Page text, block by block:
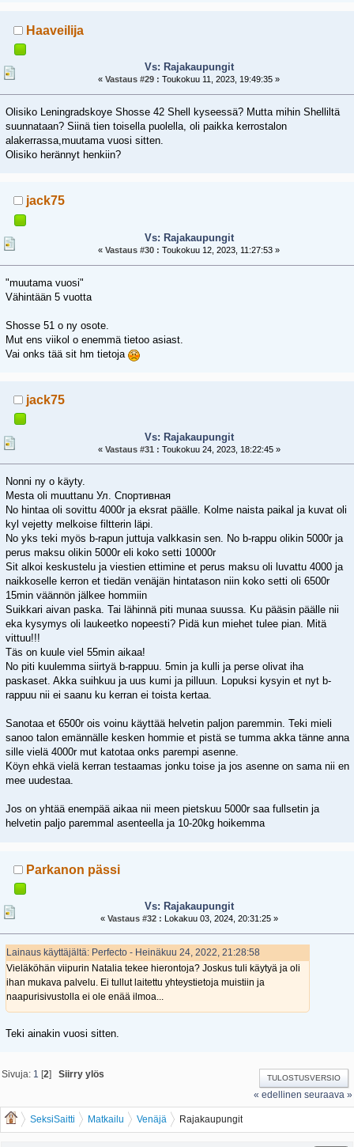
Haaveilija
Vs: Rajakaupungit
«Vastaus #29 : Toukokuu 11, 2023, 19:49:35 »
Olisiko Leningradskoye Shosse 42 Shell kyseessä? Mutta mihin Shelliltä
suunnataan? Siinä tien toisella puolella, oli paikka kerrostalon
alakerrassa,muutama vuosi sitten.
Olisiko herännyt henkiin?
jack75
Vs: Rajakaupungit
«Vastaus #30 : Toukokuu 12, 2023, 11:27:53 »
"muutama vuosi"
Vähintään 5 vuotta
Shosse 51 o ny osote.
Mut ens viikol o enemmä tietoo asiast.
Vai onks tää sit hm tietoja
jack75
Vs: Rajakaupungit
« Vastaus #31 : Toukokuu 24, 2023, 18:22:45 »
Nonni ny o käyty.
Mesta oli muuttanu Ул. Спортивная
No hintaa oli sovittu 4000r ja eksrat päälle. Kolme naista paikal ja kuvat oli
kyl vejetty melkoise filtterin läpi.
No yks teki myös b-rapun juttuja valkkasin sen. No b-rappu olikin 5000r ja
perus maksu olikin 5000r eli koko setti 10000r
Sit alkoi keskustelu ja viestien ettimine et perus maksu oli luvattu 4000 ja
naikkoselle kerron et tiedän venäjän hintatason niin koko setti oli 6500r
15min väännön jälkee hommiin
Suikkari aivan paska. Tai lähinnä piti munaa suussa. Ku pääsin päälle nii
eka kysymys oli laukeetko nopeesti? Pidä kun miehet tulee pian. Mitä
vittuu!!!
Täs on kuule viel 55min aikaa!
No piti kuulemma siirtyä b-rappuu. 5min ja kulli ja perse olivat iha
paskaset. Akka suihkuu ja uus kumi ja pilluun. Lopuksi kysyin et nyt b-
rappuu nii ei saanu ku kerran ei toista kertaa.
Sanotaa et 6500r ois voinu käyttää helvetin paljon paremmin. Teki mieli
sanoo talon emännälle kesken hommie et pistä se tumma akka tänne anna
sille vielä 4000r mut katotaa onks parempi asenne.
Köyn ehkä vielä kerran testaamas jonku toise ja jos asenne on sama nii en
mee uudestaa.
Jos on yhtää enempää aikaa nii meen pietskuu 5000r saa fullsetin ja
helvetin paljo paremmal asenteella ja 10-20kg hoikemma
Parkanon pässi
Vs: Rajakaupungit
« Vastaus #32 : Lokakuu 03, 2024, 20:31:25 »
Lainaus käyttäjältä: Perfecto - Heinäkuu 24, 2022, 21:28:58
Vieläköhän viipurin Natalia tekee hierontoja? Joskus tuli käytyä ja oli
ihan mukava palvelu. Ei tullut laitettu yhteystietoja muistiin ja
naapurisivustolla ei ole enää ilmoa...
Teki ainakin vuosi sitten.
TULOSTUSVERSIO
Sivuja: 1 [2]Siirry ylös
« edellinen seuraava »
SeksiSaitti Matkailu Venäjä Rajakaupungit